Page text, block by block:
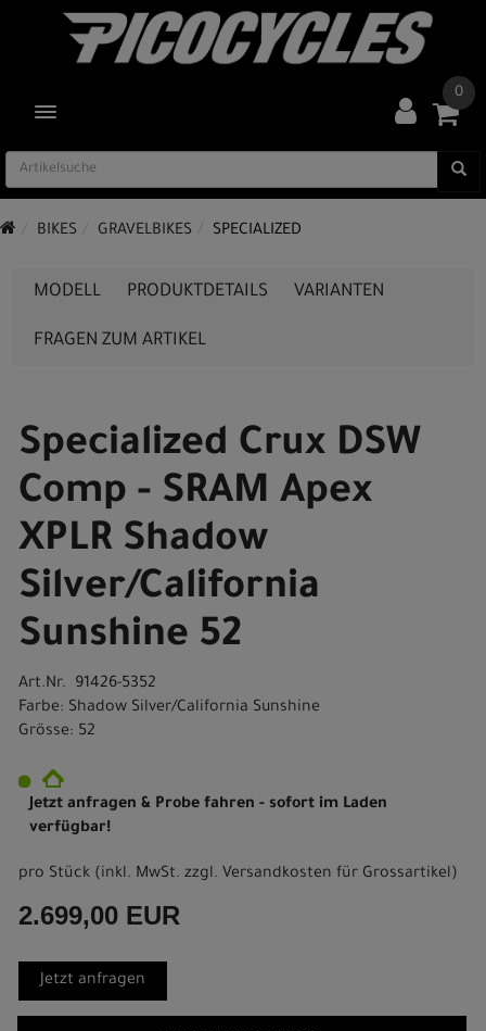
TOGGLE NAVIGATION
0
BIKES GRAVELBIKES SPECIALIZED
MODELL PRODUKTDETAILS VARIANTEN
FRAGEN ZUM ARTIKEL
Specialized Crux DSW
Comp - SRAM Apex
XPLR Shadow
Silver/California
Sunshine 52
Art.Nr. 91426-5352
Farbe: Shadow Silver/California Sunshine
Grösse: 52
Jetzt anfragen & Probe fahren - sofort im Laden
verfügbar!
pro Stück (inkl. MwSt. zzgl. Versandkosten für Grossartikel)
2.699,00 EUR
Jetzt anfragen